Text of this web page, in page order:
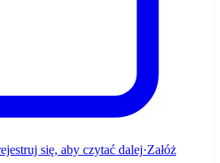
się, aby czytać dalej·Załóż